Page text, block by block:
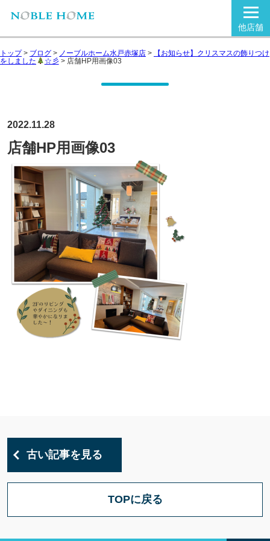
他店舗
トップ> ブログ > ノーブルホーム水戸赤塚店 >
【お知らせ】クリスマスの飾りつけ
をしました
☆彡> 店舗HP用画像03
2022.11.28
店舗HP用画像03
古い記事を見る
TOPに戻る